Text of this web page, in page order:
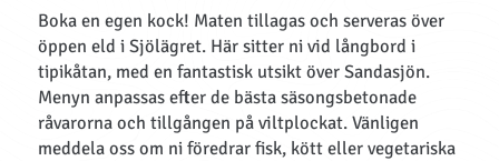
Boka en egen kock! Maten tillagas och serveras över
öppen eld i Sjölägret. Här sitter ni vid långbord i
tipikåtan, med en fantastisk utsikt över Sandasjön.
Menyn anpassas efter de bästa säsongsbetonade
råvarorna och tillgången på viltplockat. Vänligen
meddela oss om ni föredrar fisk, kött eller vegetariska